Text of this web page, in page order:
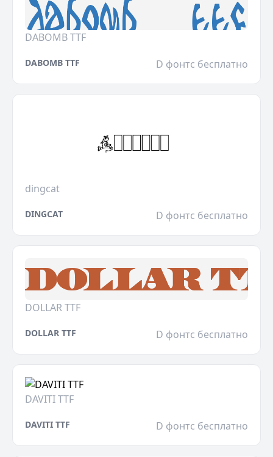
DABOMB TTF
DABOMB TTF D фонтс бесплатно
dingcat
DINGCAT D фонтс бесплатно
DOLLAR TTF
DOLLAR TTF D фонтс бесплатно
DAVITI TTF
DAVITI TTF D фонтс бесплатно